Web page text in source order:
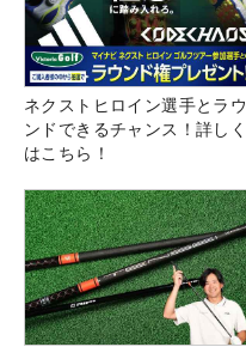
ネクストヒロイン選手とラウ
ンドできるチャンス！詳しく
はこちら！